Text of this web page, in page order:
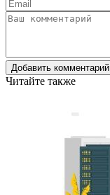
Добавить комментарий
Читайте также